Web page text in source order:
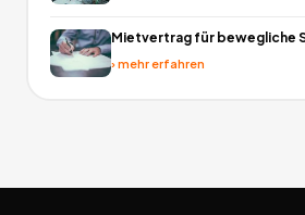
Mietvertrag für bewegliche
›mehr erfahren